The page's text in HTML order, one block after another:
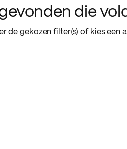
die
de gekozen filter(s) of kies een